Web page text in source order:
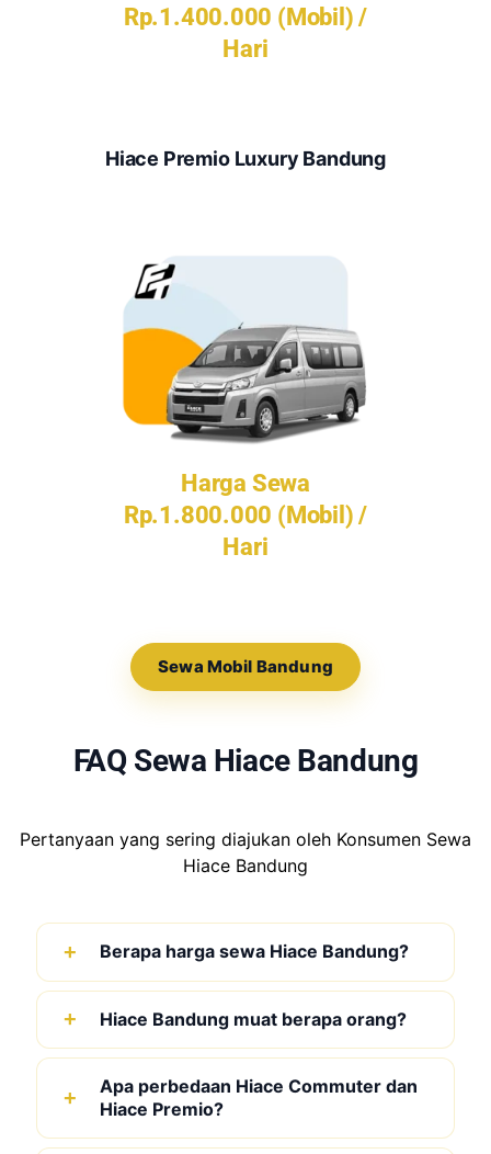
Rp.1.400.000 (Mobil) /
Hari
Hiace Premio Luxury Bandung
Harga Sewa
Rp.1.800.000 (Mobil) /
Hari
Sewa Mobil Bandung
FAQ Sewa Hiace Bandung
Pertanyaan yang sering diajukan oleh Konsumen Sewa
Hiace Bandung
Berapa harga sewa Hiace Bandung?
Hiace Bandung muat berapa orang?
Apa perbedaan Hiace Commuter dan
Hiace Premio?